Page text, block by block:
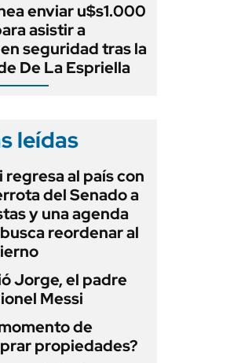
enviar u$s1.000
asistir a
seguridad tras la
De La Espriella
leídas
regresa al país con
del Senado a
y una agenda
reordenar al
Jorge, el padre
Messi
de
propiedades?